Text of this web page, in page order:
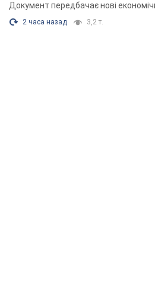
Документ передбачає нові
2 часа назад 3,2 т.